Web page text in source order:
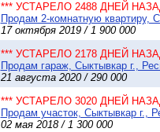
*** УСТАРЕЛО 2488 ДНЕЙ
Продам 2-комнатную квартиру,
17 октября 2019 / 1 900 000
*** УСТАРЕЛО 2178 ДНЕЙ
Продам гараж, Сыктывкар г.,
21 августа 2020 / 290 000
*** УСТАРЕЛО 3020 ДНЕЙ
Продам участок, Сыктывкар г.,
02 мая 2018 / 1 300 000